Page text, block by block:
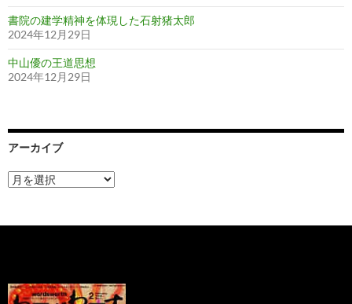
書院の建学精神を体現した石射猪太郎
2024年12月29日
中山優の王道思想
2024年12月29日
アーカイブ
ア
ー